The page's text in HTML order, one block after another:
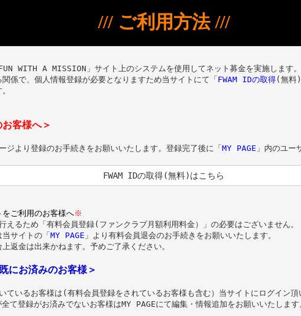
/// ご利用方法 ///
WITH A MISSION」サイト上のシステムを使用してネット募金を実施します。
係で、個人情報登録が必要となりますため当サイトにて「 FWAM IDの取得(無料)
客様へ＞
より登録のお手続きをお願いいたします。登録完了後に「 MY PAGE 」内のユー
FWAM IDの取得(無料)はこちら
ご利用のお客様へ※
るため「有料会員登録(ファンクラブ月額利用料金）」の必要はございません。
サイトの「 MY PAGE 」より有料会員退会のお手続きをお願いいたします。
返金は出来かねます。予めご了承ください。
にお済みのお客様＞
ているお客様は(有料会員登録をされているお客様も含む）当サイトにログイン
て登録がお済みでないお客様はMY PAGEにて編集・情報追加をお願いいたします